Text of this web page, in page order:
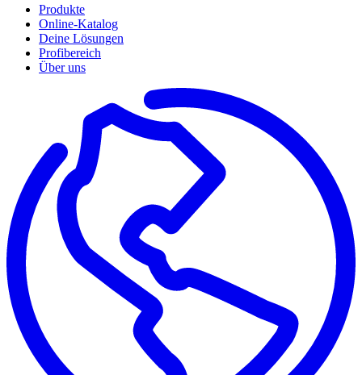
Produkte
Online-Katalog
Deine Lösungen
Profibereich
Über uns